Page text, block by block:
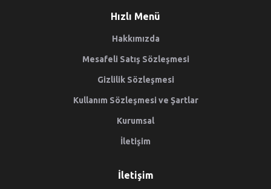
Hızlı Menü
Hakkımızda
Mesafeli Satış Sözleşmesi
Gizlilik Sözleşmesi
Kullanım Sözleşmesi ve Şartlar
Kurumsal
İletişim
İletişim